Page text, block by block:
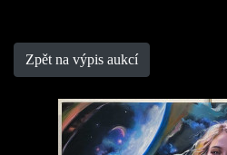
Zpět na výpis aukcí